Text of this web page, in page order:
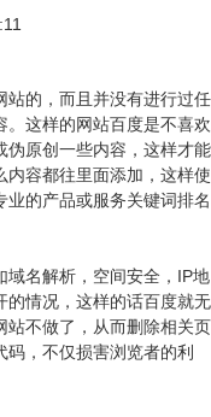
的，而且并没有进行过任
这样的网站百度是不喜欢
伪原创一些内容，这样才能
容都往里面添加，这样使
的产品或服务关键词排名
名解析，空间安全，IP地
的情况，这样的话百度就无
站不做了，从而删除相关页
，不仅损害浏览者的利